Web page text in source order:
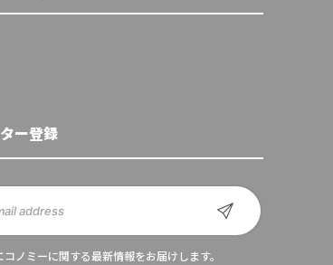
ー登録
ノミーに関する最新情報をお届けします。